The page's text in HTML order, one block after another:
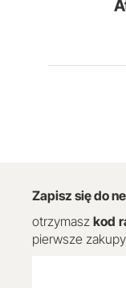
Zapisz się do
otrzymasz kod
pierwsze